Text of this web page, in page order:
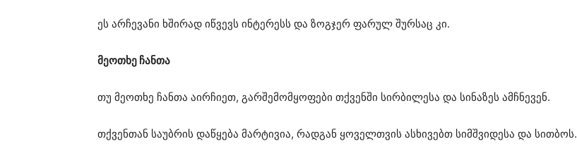
ეს არჩევანი ხშირად იწვევს ინტერესს და ზოგჯერ ფარულ შურსაც კი.
მეოთხე ჩანთა
თუ მეოთხე ჩანთა აირჩიეთ, გარშემომყოფები თქვენში სირბილესა და სინაზეს ამჩნევენ.
თქვენთან საუბრის დაწყება მარტივია, რადგან ყოველთვის ასხივებთ სიმშვიდესა და სითბოს.